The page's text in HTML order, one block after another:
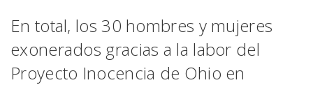
En total, los 30 hombres y mujeres
exonerados gracias a la labor del
Proyecto Inocencia de Ohio en